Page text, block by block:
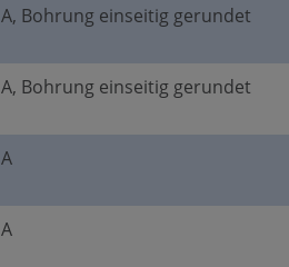
A, Bohrung einseitig gerundet
A, Bohrung einseitig gerundet
A
A